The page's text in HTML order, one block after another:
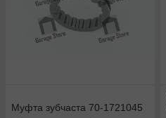
Муфта зубчаста 70-1721045